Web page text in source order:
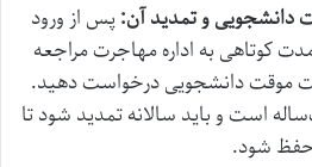
دانشجویی و تمدید آن:پس از ورود
کوتاهی به اداره مهاجرت مراجعه
موقت دانشجویی درخواست دهید.
است و باید سالانه تمدید شود تا
شود.